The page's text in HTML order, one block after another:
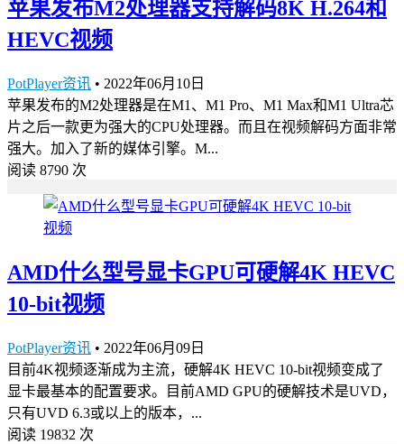
苹果发布M2处理器支持解码8K H.264和
HEVC视频
PotPlayer资讯 • 2022年06月10日
苹果发布的M2处理器是在M1、M1 Pro、M1 Max和M1 Ultra芯
片之后一款更为强大的CPU处理器。而且在视频解码方面非常
强大。加入了新的媒体引擎。M...
阅读 8790 次
AMD什么型号显卡GPU可硬解4K HEVC
10-bit视频
PotPlayer资讯 • 2022年06月09日
目前4K视频逐渐成为主流，硬解4K HEVC 10-bit视频变成了
显卡最基本的配置要求。目前AMD GPU的硬解技术是UVD，
只有UVD 6.3或以上的版本，...
阅读 19832 次